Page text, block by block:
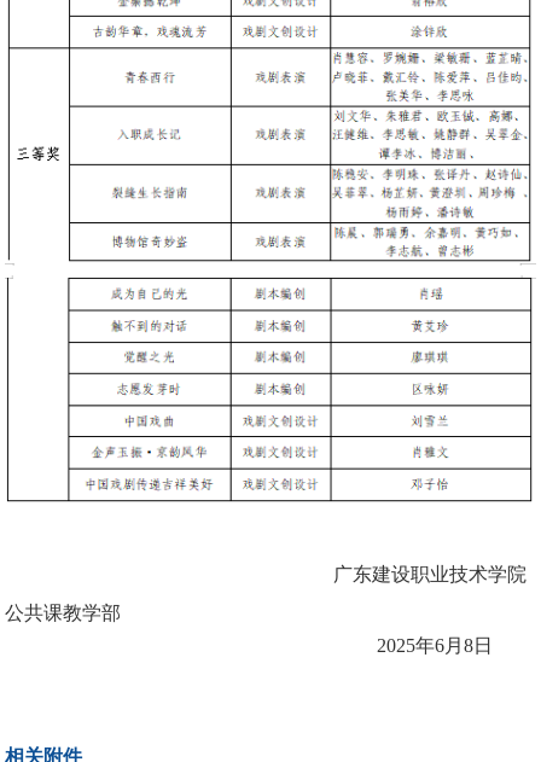
广东建设职业技术学院
公共课教学部
2025年6月8日
相关附件